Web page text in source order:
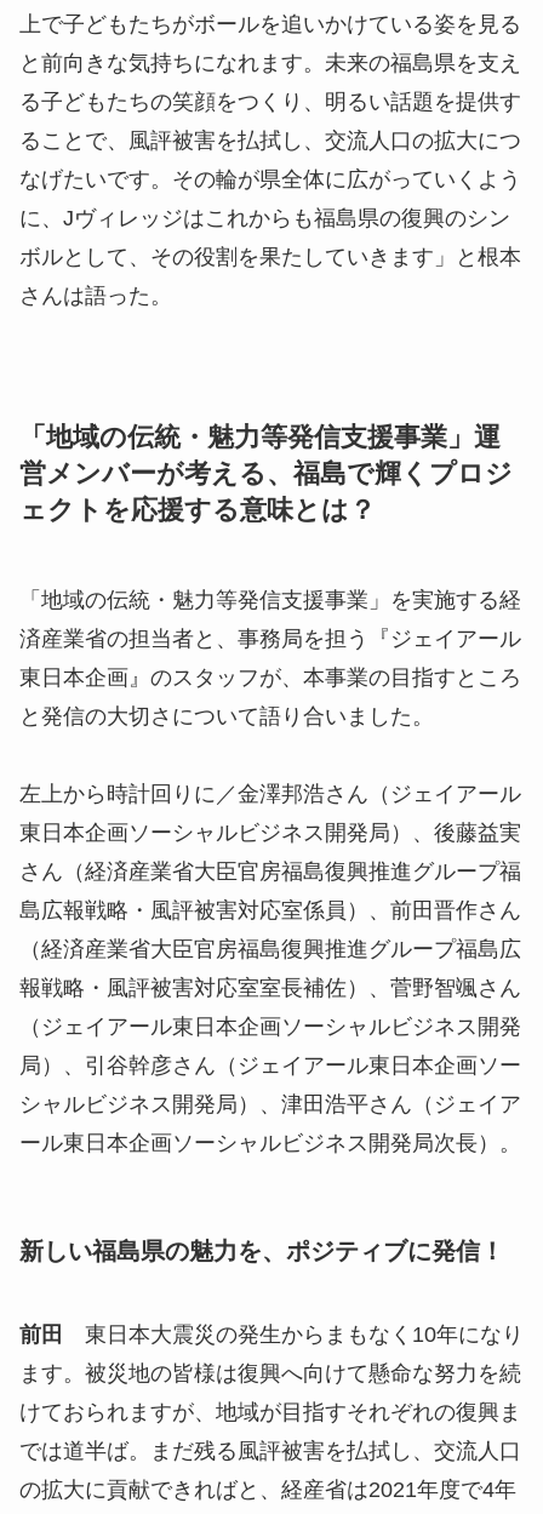
上で子どもたちがボールを追いかけている姿を見る
と前向きな気持ちになれます。未来の福島県を支え
る子どもたちの笑顔をつくり、明るい話題を提供す
ることで、風評被害を払拭し、交流人口の拡大につ
なげたいです。その輪が県全体に広がっていくよう
に、Jヴィレッジはこれからも福島県の復興のシン
ボルとして、その役割を果たしていきます」と根本
さんは語った。
「地域の伝統・魅力等発信支援事業」運
営メンバーが考える、福島で輝くプロジ
ェクトを応援する意味とは？
「地域の伝統・魅力等発信支援事業」を実施する経
済産業省の担当者と、事務局を担う『ジェイアール
東日本企画』のスタッフが、本事業の目指すところ
と発信の大切さについて語り合いました。
左上から時計回りに／金澤邦浩さん（ジェイアール
東日本企画ソーシャルビジネス開発局）、後藤益実
さん（経済産業省大臣官房福島復興推進グループ福
島広報戦略・風評被害対応室係員）、前田晋作さん
（経済産業省大臣官房福島復興推進グループ福島広
報戦略・風評被害対応室室長補佐）、菅野智颯さん
（ジェイアール東日本企画ソーシャルビジネス開発
局）、引谷幹彦さん（ジェイアール東日本企画ソー
シャルビジネス開発局）、津田浩平さん（ジェイア
ール東日本企画ソーシャルビジネス開発局次長）。
新しい福島県の魅力を、ポジティブに発信！
前田
東日本大震災の発生からまもなく10年になり
ます。被災地の皆様は復興へ向けて懸命な努力を続
けておられますが、地域が目指すそれぞれの復興ま
では道半ば。まだ残る風評被害を払拭し、交流人口
の拡大に貢献できればと、経産省は2021年度で4年